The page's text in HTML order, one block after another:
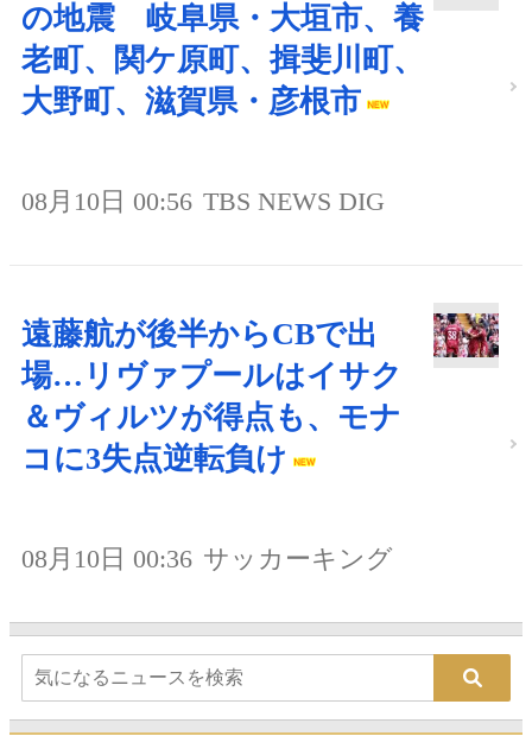
の地震 岐阜県・大垣市、養
老町、関ケ原町、揖斐川町、
大野町、滋賀県・彦根市
08月10日 00:56 TBS NEWS DIG
遠藤航が後半からCBで出
場…リヴァプールはイサク
＆ヴィルツが得点も、モナ
コに3失点逆転負け
08月10日 00:36 サッカーキング